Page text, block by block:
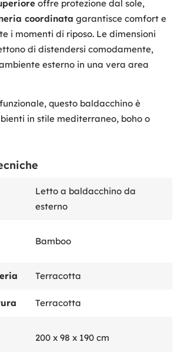
offre protezione dal sole,
coordinata garantisce comfort e
i momenti di riposo. Le dimensioni
di distendersi comodamente,
esterno in una vera area
questo baldacchino è
in stile mediterraneo, boho o
Letto a baldacchino da
esterno
Bamboo
Terracotta
Terracotta
200 x 98 x 190 cm